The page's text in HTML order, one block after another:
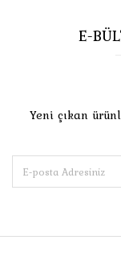
E-
Yeni çıkan